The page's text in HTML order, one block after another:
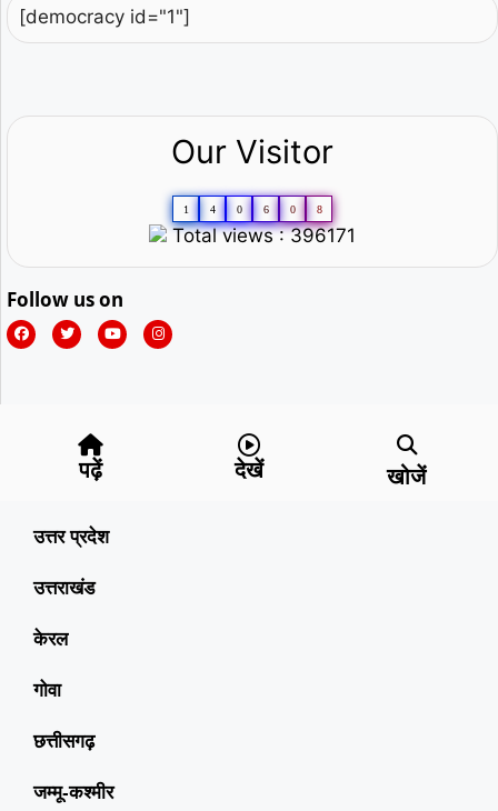
[democracy id="1"]
Our Visitor
1 4 0 6 0 8
Total views : 396171
Follow us on
पढ़ें देखें खोजें
उत्तर प्रदेश
उत्तराखंड
केरल
गोवा
छत्तीसगढ़
जम्मू-कश्मीर